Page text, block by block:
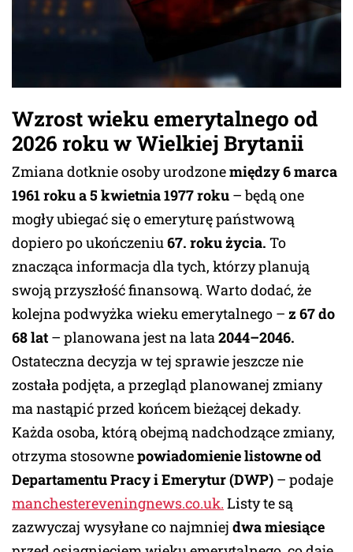
Wzrost wieku emerytalnego od
2026 roku w Wielkiej Brytanii
Zmiana dotknie osoby urodzonemiędzy 6 marca
1961 roku a 5 kwietnia 1977 roku – będą one
mogły ubiegać się o emeryturę państwową
dopiero po ukończeniu67. roku życia. To
znacząca informacja dla tych, którzy planują
swoją przyszłość finansową. Warto dodać, że
kolejna podwyżka wieku emerytalnego – z 67 do
68 lat – planowana jest na lata2044–2046.
Ostateczna decyzja w tej sprawie jeszcze nie
została podjęta, a przegląd planowanej zmiany
ma nastąpić przed końcem bieżącej dekady.
Każda osoba, którą obejmą nadchodzące zmiany,
otrzyma stosownepowiadomienie listowne od
Departamentu Pracy i Emerytur (DWP) – podaje
manchestereveningnews.co.uk. Listy te są
zazwyczaj wysyłane co najmniej dwa miesiące